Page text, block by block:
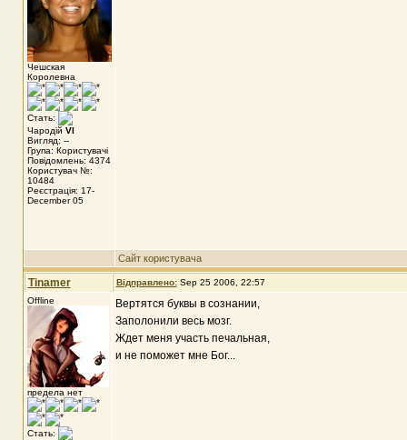
Чешская
Королевна
Стать:
Чародій VI
Вигляд: --
Група: Користувачі
Повідомлень: 4374
Користувач №:
10484
Реєстрація: 17-
December 05
Сайт користувача
Tinamer Відправлено: Sep 25 2006, 22:57
Offline
предела нет
Стать:
Вертятся буквы в сознании,
Заполонили весь мозг.
Ждет меня участь печальная,
и не поможет мне Бог...